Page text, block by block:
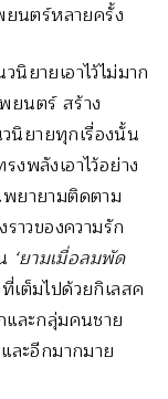
ยนตร์หลายครั้ง
นิยายเอาไว้ไม่มาก
ยนตร์ สร้าง
นิยายทุกเรื่องนั้น
งพลังเอาไว้อย่าง
พยายามติดตาม
ราวของความรัก
‘ยามเมื่อลมพัด
เต็มไปด้วยกิเลสค
และกลุ่มคนชาย
และอีกมากมาย